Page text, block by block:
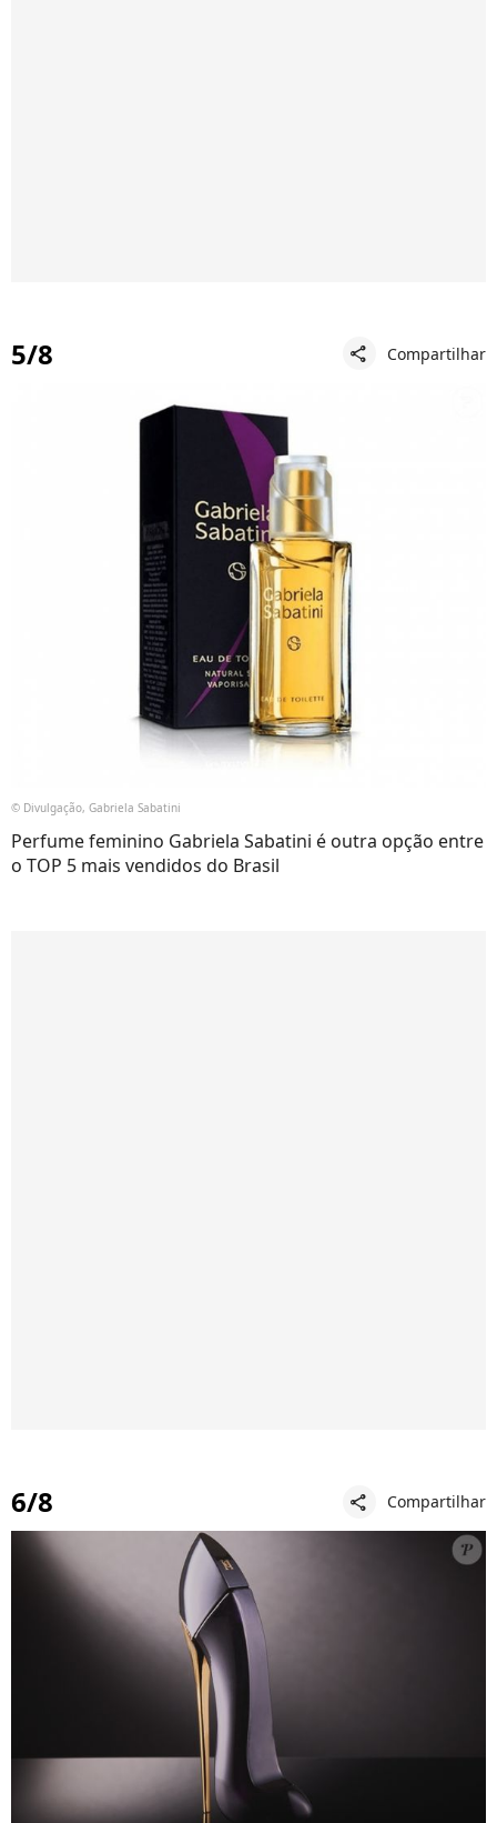
5/8 share Compartilhar
© Divulgação, Gabriela Sabatini
Perfume feminino Gabriela Sabatini é outra opção entre
o TOP 5 mais vendidos do Brasil
6/8 share Compartilhar